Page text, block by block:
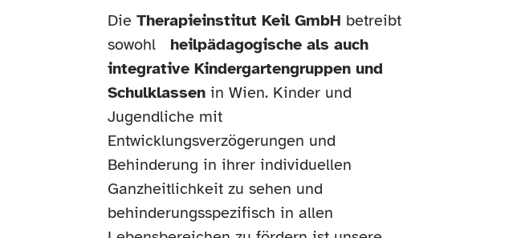
DieTherapieinstitut Keil GmbH betreibt
sowohl heilpädagogische als auch
integrative Kindergartengruppen und
Schulklassen in Wien. Kinder und
Jugendliche mit
Entwicklungsverzögerungen und
Behinderung in ihrer individuellen
Ganzheitlichkeit zu sehen und
behinderungsspezifisch in allen